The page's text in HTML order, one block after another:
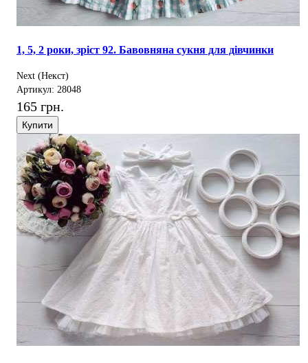
1, 5, 2 роки, зріст 92. Бавовняна сукня для дівчинки
Next (Некст)
Артикул: 28048
165 грн.
Купити